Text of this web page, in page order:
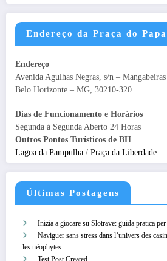
Endereço da Praça do Papa
Endereço
Avenida Agulhas Negras, s/n – Mangabeiras
Belo Horizonte – MG, 30210-320
Dias de Funcionamento e Horários
Segunda à Segunda Aberto 24 Horas
Outros Pontos Turísticos de BH
Lagoa da Pampulha / Praça da Liberdade
Últimas Postagens
Inizia a giocare su Slotrave: guida pratica
Naviguer sans stress dans l’univers des
les néophytes